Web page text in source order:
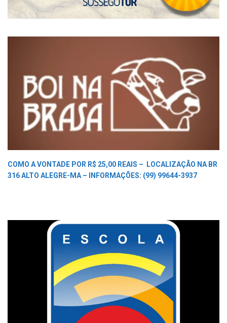
COMO A VONTADE POR R$ 25,00 REAIS –
LOCALIZAÇÃO NA BR
316 ALTO ALEGRE-MA –
INFORMAÇÕES: (99) 99644-3937